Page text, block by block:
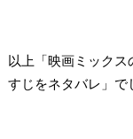
以上「映画ミック
すじをネタバレ」で